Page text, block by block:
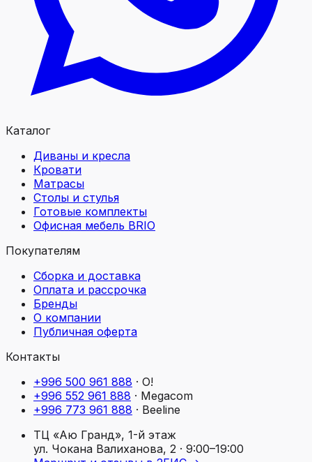
Каталог
Диваны и кресла
Кровати
Матрасы
Столы и стулья
Готовые комплекты
Офисная мебель BRIO
Покупателям
Сборка и доставка
Оплата и рассрочка
Бренды
О компании
Публичная оферта
Контакты
+996 500 961 888 · O!
+996 552 961 888 · Megacom
+996 773 961 888 · Beeline
ТЦ «Аю Гранд», 1-й этаж
ул. Чокана Валиханова, 2 · 9:00–19:00